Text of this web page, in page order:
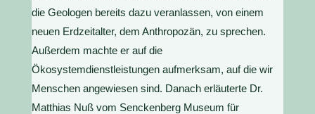
die Geologen bereits dazu veranlassen, von einem
neuen Erdzeitalter, dem Anthropozän, zu sprechen.
Außerdem machte er auf die
Ökosystemdienstleistungen aufmerksam, auf die wir
Menschen angewiesen sind. Danach erläuterte Dr.
Matthias Nuß vom Senckenberg Museum für